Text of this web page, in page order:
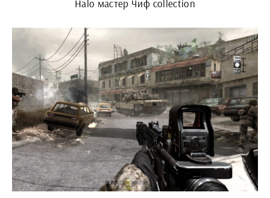
Halo мастер Чиф collection